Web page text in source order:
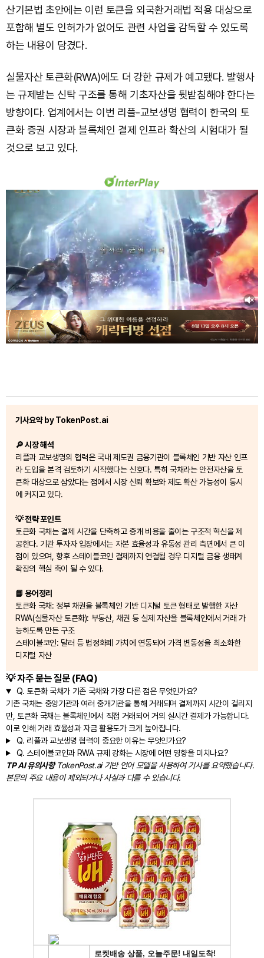
산기본법 초안에는 이런 토큰을 외국환거래법 적용 대상으로
포함해 별도 인허가가 없어도 관련 사업을 감독할 수 있도록
하는 내용이 담겼다.
실물자산 토큰화(RWA)에도 더 강한 규제가 예고됐다. 발행사
는 규제받는 신탁 구조를 통해 기초자산을 뒷받침해야 한다는
방향이다. 업계에서는 이번 리플-교보생명 협력이 한국의 토
큰화 증권 시장과 블록체인 결제 인프라 확산의 시험대가 될
것으로 보고 있다.
기사요약 by TokenPost.ai
🔎 시장 해석
리플과 교보생명의 협력은 국내 제도권 금융기관이 블록체인 기반 자산 인프
라 도입을 본격 검토하기 시작했다는 신호다. 특히 국채라는 안전자산을 토
큰화 대상으로 삼았다는 점에서 시장 신뢰 확보와 제도 확산 가능성이 동시
에 커지고 있다.
💡 전략 포인트
토큰화 국채는 결제 시간을 단축하고 중개 비용을 줄이는 구조적 혁신을 제
공한다. 기관 투자자 입장에서는 자본 효율성과 유동성 관리 측면에서 큰 이
점이 있으며, 향후 스테이블코인 결제까지 연결될 경우 디지털 금융 생태계
확장의 핵심 축이 될 수 있다.
📘 용어정리
토큰화 국채: 정부 채권을 블록체인 기반 디지털 토큰 형태로 발행한 자산
RWA(실물자산 토큰화): 부동산, 채권 등 실제 자산을 블록체인에서 거래 가
능하도록 만든 구조
스테이블코인: 달러 등 법정화폐 가치에 연동되어 가격 변동성을 최소화한
디지털 자산
💡 자주 묻는 질문 (FAQ)
Q. 토큰화 국채가 기존 국채와 가장 다른 점은 무엇인가요?
기존 국채는 중앙기관과 여러 중개기관을 통해 거래되며 결제까지 시간이 걸리지
만, 토큰화 국채는 블록체인에서 직접 거래되어 거의 실시간 결제가 가능합니다.
이로 인해 거래 효율성과 자금 활용도가 크게 높아집니다.
Q. 리플과 교보생명 협력이 중요한 이유는 무엇인가요?
Q. 스테이블코인과 RWA 규제 강화는 시장에 어떤 영향을 미치나요?
TP AI 유의사항TokenPost.ai 기반 언어 모델을 사용하여 기사를 요약했습니다.
본문의 주요 내용이 제외되거나 사실과 다를 수 있습니다.